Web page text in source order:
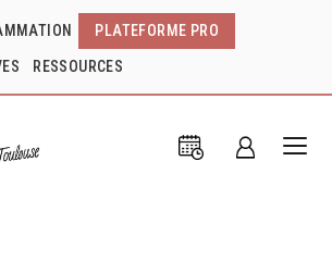
PLATEFORME PRO
RESSOURCES